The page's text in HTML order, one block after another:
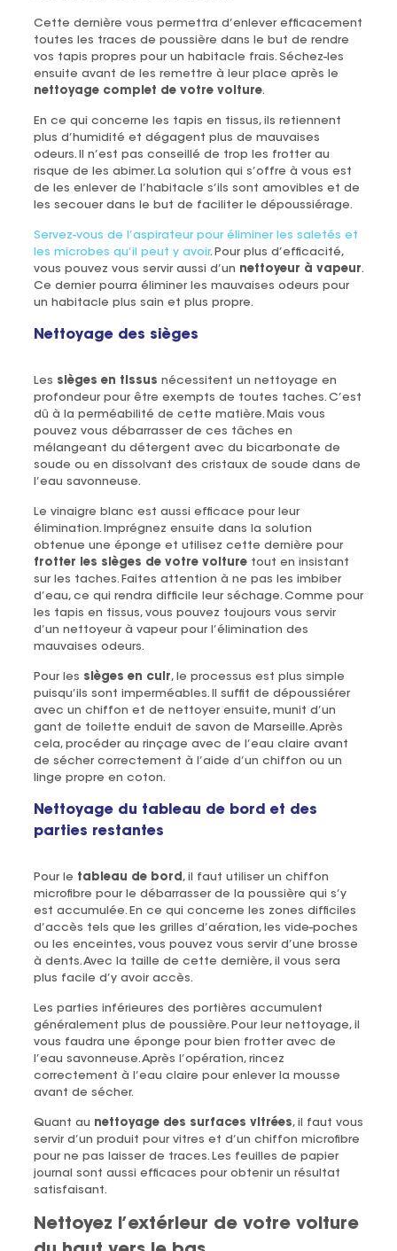
Cette dernière vous permettra d’enlever efficacement
toutes les traces de poussière dans le but de rendre
vos tapis propres pour un habitacle frais. Séchez-les
ensuite avant de les remettre à leur place après le
nettoyage complet de votre voiture.
En ce qui concerne les tapis en tissus, ils retiennent
plus d’humidité et dégagent plus de mauvaises
odeurs. Il n’est pas conseillé de trop les frotter au
risque de les abimer. La solution qui s’offre à vous est
de les enlever de l’habitacle s’ils sont amovibles et de
les secouer dans le but de faciliter le dépoussiérage.
Servez-vous de l’aspirateur pour éliminer les saletés et
les microbes qu’il peut y avoir. Pour plus d’efficacité,
vous pouvez vous servir aussi d’un nettoyeur à vapeur.
Ce dernier pourra éliminer les mauvaises odeurs pour
un habitacle plus sain et plus propre.
Nettoyage des sièges
Les sièges en tissus nécessitent un nettoyage en
profondeur pour être exempts de toutes taches. C’est
dû à la perméabilité de cette matière. Mais vous
pouvez vous débarrasser de ces tâches en
mélangeant du détergent avec du bicarbonate de
soude ou en dissolvant des cristaux de soude dans de
l’eau savonneuse.
Le vinaigre blanc est aussi efficace pour leur
élimination. Imprégnez ensuite dans la solution
obtenue une éponge et utilisez cette dernière pour
frotter les sièges de votre voituretout en insistant
sur les taches. Faites attention à ne pas les imbiber
d’eau, ce qui rendra difficile leur séchage. Comme pour
les tapis en tissus, vous pouvez toujours vous servir
d’un nettoyeur à vapeur pour l’élimination des
mauvaises odeurs.
Pour les sièges en cuir, le processus est plus simple
puisqu’ils sont imperméables. Il suffit de dépoussiérer
avec un chiffon et de nettoyer ensuite, munit d’un
gant de toilette enduit de savon de Marseille. Après
cela, procéder au rinçage avec de l’eau claire avant
de sécher correctement à l’aide d’un chiffon ou un
linge propre en coton.
Nettoyage du tableau de bord et des
parties restantes
Pour le tableau de bord , il faut utiliser un chiffon
microfibre pour le débarrasser de la poussière qui s’y
est accumulée. En ce qui concerne les zones difficiles
d’accès tels que les grilles d’aération, les vide-poches
ou les enceintes, vous pouvez vous servir d’une brosse
à dents. Avec la taille de cette dernière, il vous sera
plus facile d’y avoir accès.
Les parties inférieures des portières accumulent
généralement plus de poussière. Pour leur nettoyage, il
vous faudra une éponge pour bien frotter avec de
l’eau savonneuse. Après l’opération, rincez
correctement à l’eau claire pour enlever la mousse
avant de sécher.
Quant au nettoyage des surfaces vitrées, il faut vous
servir d’un produit pour vitres et d’un chiffon microfibre
pour ne pas laisser de traces. Les feuilles de papier
journal sont aussi efficaces pour obtenir un résultat
satisfaisant.
Nettoyez l’extérieur de votre voiture